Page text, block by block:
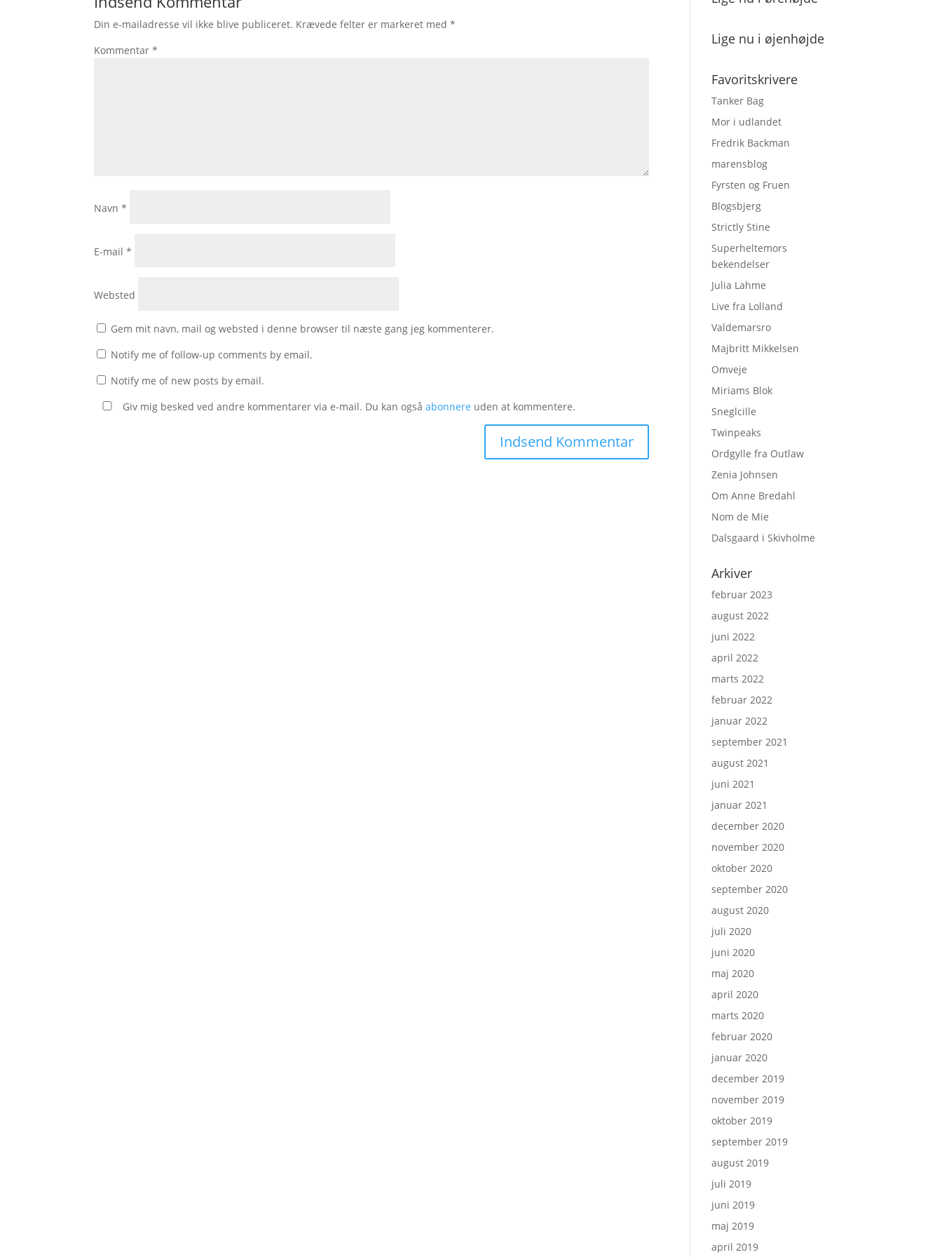
Din e-mailadresse vil ikke blive publiceret. Krævede felter er markeret med*
Kommentar*
Navn*
E-mail*
Websted
Gem mit navn, mail og websted i denne browser til næste gang jeg kommenterer.
Notify me of follow-up comments by email.
Notify me of new posts by email.
Giv mig besked ved andre kommentarer via e-mail. Du kan ogsåabonnere uden at kommentere.
Lige nu i øjenhøjde
Favoritskrivere
Tanker Bag
Mor i udlandet
Fredrik Backman
marensblog
Fyrsten og Fruen
Blogsbjerg
Strictly Stine
Superheltemors
bekendelser
Julia Lahme
Live fra Lolland
Valdemarsro
Majbritt Mikkelsen
Omveje
Miriams Blok
Sneglcille
Twinpeaks
Ordgylle fra Outlaw
Zenia Johnsen
Om Anne Bredahl
Nom de Mie
Dalsgaard i Skivholme
Arkiver
februar 2023
august 2022
juni 2022
april 2022
marts 2022
februar 2022
januar 2022
september 2021
august 2021
juni 2021
januar 2021
december 2020
november 2020
oktober 2020
september 2020
august 2020
juli 2020
juni 2020
maj 2020
april 2020
marts 2020
februar 2020
januar 2020
december 2019
november 2019
oktober 2019
september 2019
august 2019
juli 2019
juni 2019
maj 2019
april 2019